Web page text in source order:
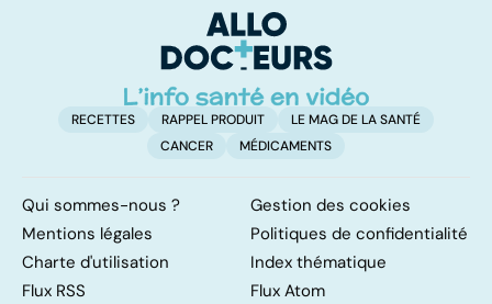
d'angine ?
RECETTES RAPPEL PRODUIT
LE MAG DE LA SANTÉ
CANCER
MÉDICAMENTS
Qui sommes-nous ?
Gestion des cookies
Mentions légales
Politiques de confidentialité
Charte d'utilisation
Index thématique
Flux RSS
Flux Atom